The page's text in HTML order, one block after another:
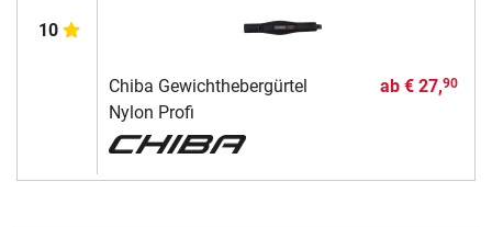
10
Chiba Gewichthebergürtel
Nylon Profi
ab € 27,90